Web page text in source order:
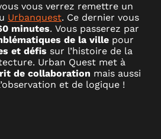
vous verrez remettre un
Urbanquest. Ce dernier vous
minutes. Vous passerez par
de la ville pour
et défis sur l’histoire de la
Urban Quest met à
de collaboration mais aussi
et de logique !